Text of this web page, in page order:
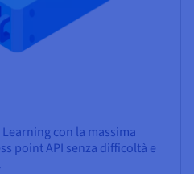
con la massima
point API senza difficoltà e